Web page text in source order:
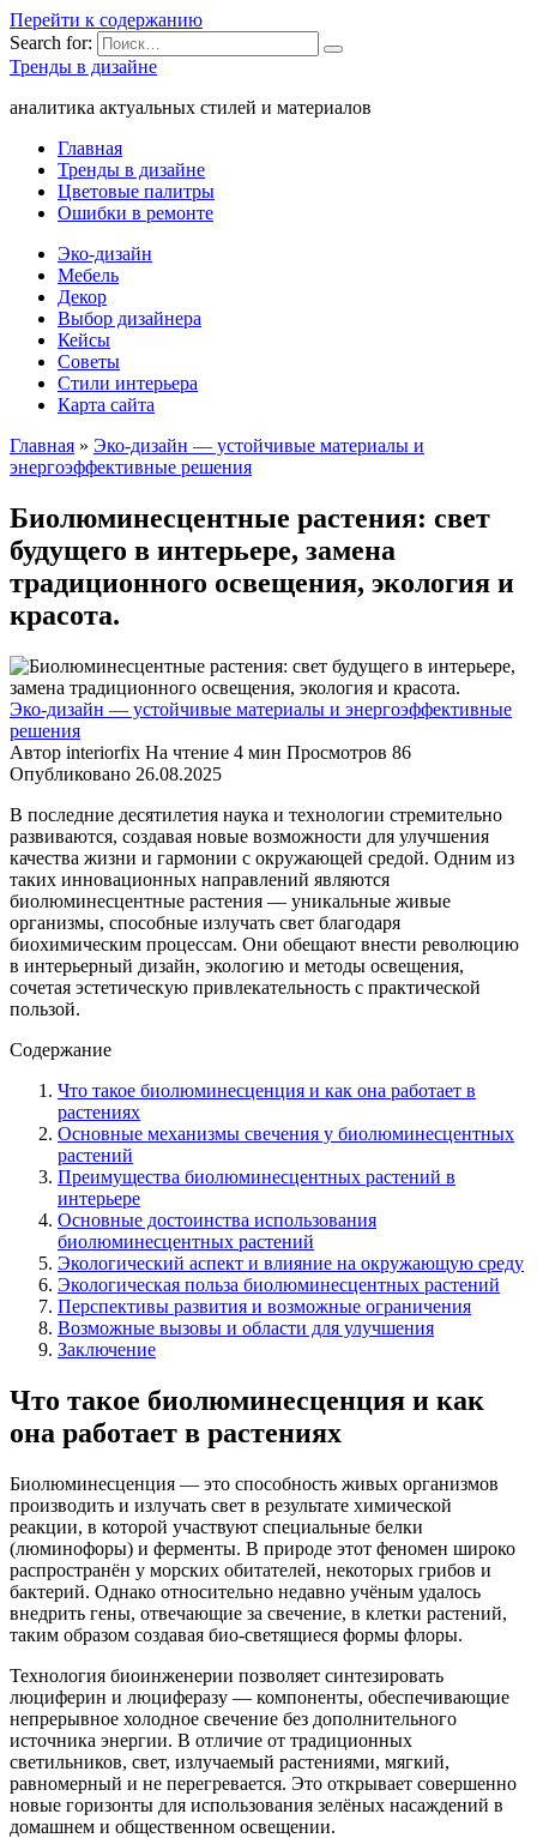
Перейти к содержанию
Search for:
Тренды в дизайне
аналитика актуальных стилей и материалов
Главная
Тренды в дизайне
Цветовые палитры
Ошибки в ремонте
Эко-дизайн
Мебель
Декор
Выбор дизайнера
Кейсы
Советы
Стили интерьера
Карта сайта
Главная » Эко-дизайн — устойчивые материалы и
энергоэффективные решения
Биолюминесцентные растения: свет
будущего в интерьере, замена
традиционного освещения, экология и
красота.
Эко-дизайн — устойчивые материалы и энергоэффективные
решения
Автор interiorfix На чтение 4 мин Просмотров 86
Опубликовано 26.08.2025
В последние десятилетия наука и технологии стремительно
развиваются, создавая новые возможности для улучшения
качества жизни и гармонии с окружающей средой. Одним из
таких инновационных направлений являются
биолюминесцентные растения — уникальные живые
организмы, способные излучать свет благодаря
биохимическим процессам. Они обещают внести революцию
в интерьерный дизайн, экологию и методы освещения,
сочетая эстетическую привлекательность с практической
пользой.
Содержание
Что такое биолюминесценция и как она работает в
растениях
Основные механизмы свечения у биолюминесцентных
растений
Преимущества биолюминесцентных растений в
интерьере
Основные достоинства использования
биолюминесцентных растений
Экологический аспект и влияние на окружающую среду
Экологическая польза биолюминесцентных растений
Перспективы развития и возможные ограничения
Возможные вызовы и области для улучшения
Заключение
Что такое биолюминесценция и как
она работает в растениях
Биолюминесценция — это способность живых организмов
производить и излучать свет в результате химической
реакции, в которой участвуют специальные белки
(люминофоры) и ферменты. В природе этот феномен широко
распространён у морских обитателей, некоторых грибов и
бактерий. Однако относительно недавно учёным удалось
внедрить гены, отвечающие за свечение, в клетки растений,
таким образом создавая био-светящиеся формы флоры.
Технология биоинженерии позволяет синтезировать
люциферин и люциферазу — компоненты, обеспечивающие
непрерывное холодное свечение без дополнительного
источника энергии. В отличие от традиционных
светильников, свет, излучаемый растениями, мягкий,
равномерный и не перегревается. Это открывает совершенно
новые горизонты для использования зелёных насаждений в
домашнем и общественном освещении.